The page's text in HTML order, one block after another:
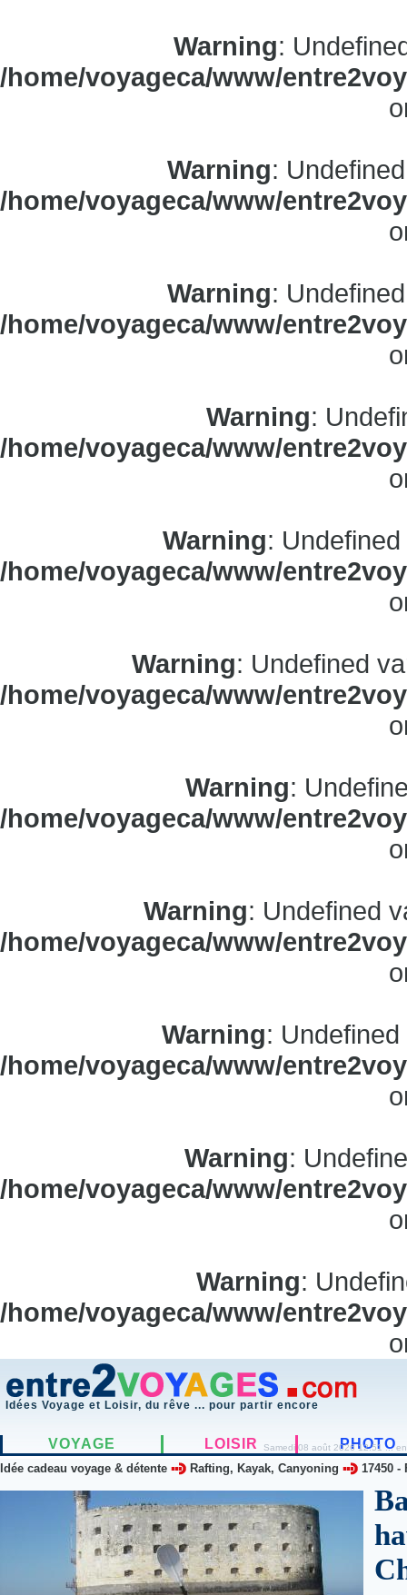
Warning:
/home/voyageca/www/
Warning:
/home/voyageca/www/
Warning:
/home/voyageca/www/
Warning:
/home/voyageca/www/
Warning:
/home/voyageca/www/
Warning: Undefined
/home/voyageca/www/
Warning:
/home/voyageca/www/
Warning: Undefined
/home/voyageca/www/
Warning:
/home/voyageca/www/
Warning:
/home/voyageca/www/
Warning:
/home/voyageca/www/
Idées Voyage et Loisir, du rêve ... pour partir encore
VOYAGE LOISIR PHOTO
Samedi 08 août 2026 12:51 ...
Idée cadeau voyage & détente Rafting, Kayak, Canyoning 17450 -